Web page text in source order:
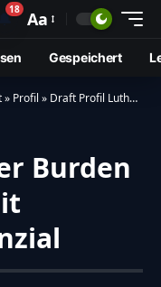
🔔18 Aa
Gespeichert
» Profil » Draft Profil Luther Burden III: Playmaker mit explosivem Potenzial
Burden